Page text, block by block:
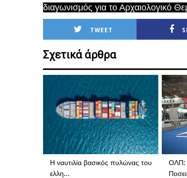
διαγωνισμός για το Αρχαιολογικό
TWEET
Σχετικά άρθρα
Η ναυτιλία βασικός πυλώνας του
ελλη...
ΟΛΠ: